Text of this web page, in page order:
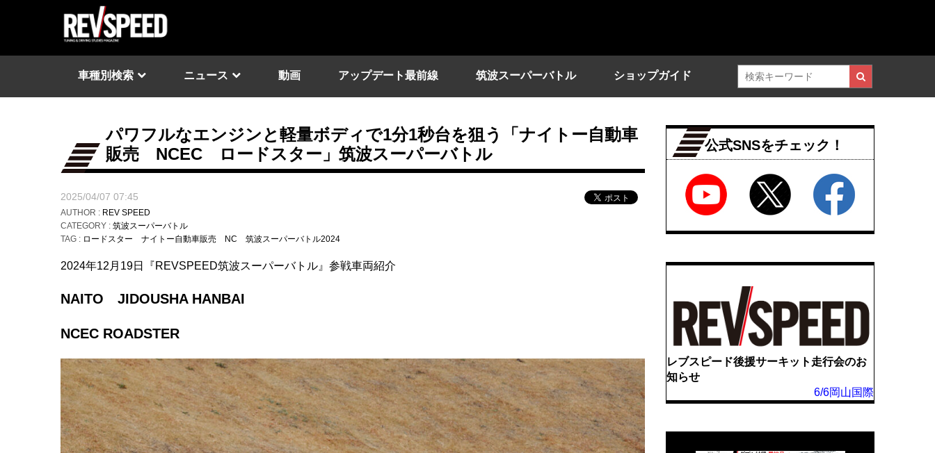
車種別検索 ニュース 動画 アップデート最前線 筑波スーパーバトル ショップガイド
パワフルなエンジンと軽量ボディで1分1秒台を狙う「ナイトー自動車
販売 NCEC ロードスター」筑波スーパーバトル
2025/04/07 07:45
AUTHOR : REV SPEED
CATEGORY : 筑波スーパーバトル
TAG : ロードスター ナイトー自動車販売 NC 筑波スーパーバトル2024
2024年12月19日『REVSPEED筑波スーパーバトル』参戦車両紹介
NAITO JIDOUSHA HANBAI
NCEC ROADSTER
公式SNSをチェック！
レブスピード後援サーキット走行会のお
知らせ
6/6岡山国際